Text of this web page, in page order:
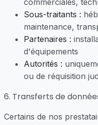
Sous-traitants :
maintenance,
Partenaires :
d'équipements
Autorités :
ou de réquisition
6. Transferts de
Certains de nos